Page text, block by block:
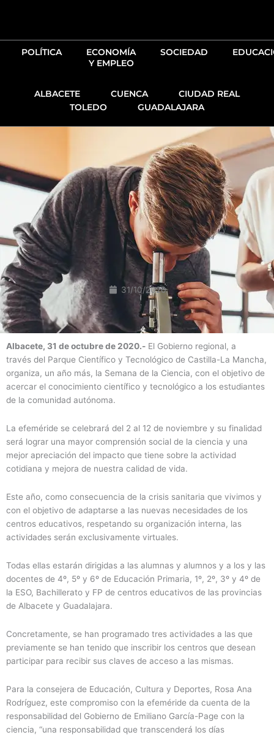
POLÍTICA
ECONOMÍA
Y EMPLEO
SOCIEDAD
ALBACETE CUENCA
CIUDAD REAL
TOLEDO
GUADALAJARA
31/10/2020
Albacete, 31 de octubre de 2020.- El Gobierno regional, a
través del Parque Científico y Tecnológico de Castilla-La Mancha,
organiza, un año más, la Semana de la Ciencia, con el objetivo de
acercar el conocimiento científico y tecnológico a los estudiantes
de la comunidad autónoma.
La efeméride se celebrará del 2 al 12 de noviembre y su finalidad
será lograr una mayor comprensión social de la ciencia y una
mejor apreciación del impacto que tiene sobre la actividad
cotidiana y mejora de nuestra calidad de vida.
Este año, como consecuencia de la crisis sanitaria que vivimos y
con el objetivo de adaptarse a las nuevas necesidades de los
centros educativos, respetando su organización interna, las
actividades serán exclusivamente virtuales.
Todas ellas estarán dirigidas a las alumnas y alumnos y a los y las
docentes de 4º, 5º y 6º de Educación Primaria, 1º, 2º, 3º y 4º de
la ESO, Bachillerato y FP de centros educativos de las provincias
de Albacete y Guadalajara.
Concretamente, se han programado tres actividades a las que
previamente se han tenido que inscribir los centros que desean
participar para recibir sus claves de acceso a las mismas.
Para la consejera de Educación, Cultura y Deportes, Rosa Ana
Rodríguez, este compromiso con la efeméride da cuenta de la
responsabilidad del Gobierno de Emiliano García-Page con la
ciencia, “una responsabilidad que transcenderá los días